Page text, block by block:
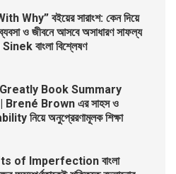
Why” বইয়ের সারাংশ: কেন দিয়ে
ও জীবনে আসবে অসাধারণ সাফল্য
বাংলা বিশ্লেষণ
Book Summary
Brené Brown এর সাহস ও
নিয়ে অনুপ্রেরণামূলক শিক্ষা
of Imperfection বাংলা